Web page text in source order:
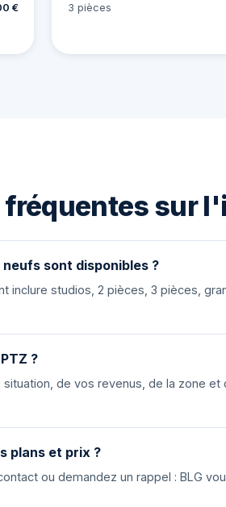
€
3 pièces
sur
sont disponibles ?
inclure studios, 2 pièces, 3 pièces,
?
de vos revenus, de la zone
plans et prix ?
ou demandez un rappel : BLG